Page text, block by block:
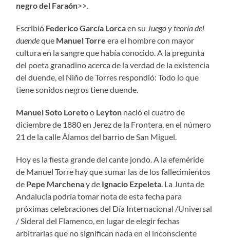
negro del Faraón>>.
Escribió Federico García Lorcaen su Juego y teoría del
duendeque Manuel Torre era el hombre con mayor
cultura en la sangre que había conocido. A la pregunta
del poeta granadino acerca de la verdad de la existencia
del duende, el Niño de Torres respondió: Todo lo que
tiene sonidos negros tiene duende.
Manuel Soto Loretoo Leyton nació el cuatro de
diciembre de 1880 en Jerez de la Frontera, en el número
21 de la calle Álamos del barrio de San Miguel.
Hoy es la fiesta grande del cante jondo. A la efeméride
de Manuel Torre hay que sumar las de los fallecimientos
de Pepe Marchenay de Ignacio Ezpeleta. La Junta de
Andalucía podría tomar nota de esta fecha para
próximas celebraciones del Día Internacional /Universal
/ Sideral del Flamenco, en lugar de elegir fechas
arbitrarias que no significan nada en el inconsciente